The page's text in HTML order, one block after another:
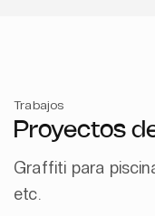
Trabajos
Proyectos
Graffiti para
etc.